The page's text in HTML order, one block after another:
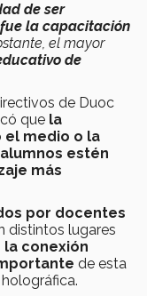
de ser
la capacitación
el mayor
de
de Duoc
que la
el medio o la
alumnos estén
más
por docentes
distintos lugares
la conexión
de esta